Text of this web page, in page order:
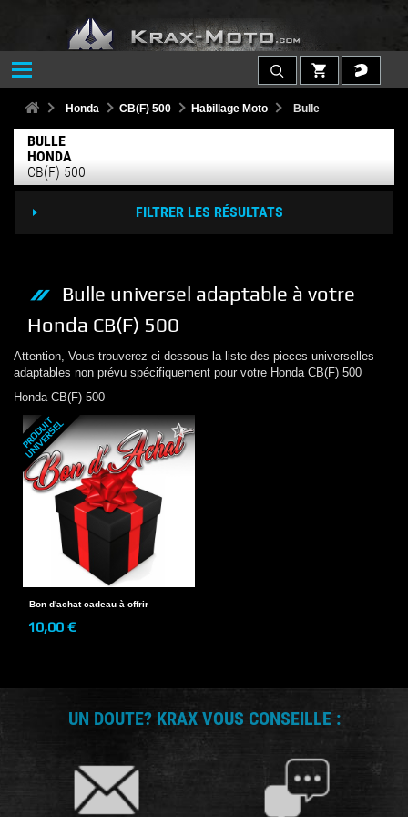
Honda CB(F) 500 Habillage Moto Bulle
BULLE
HONDA
CB(F) 500
FILTRER LES RÉSULTATS
Bulle universel adaptable à votre
Honda CB(F) 500
Attention, Vous trouverez ci-dessous la liste des pieces universelles
adaptables non prévu spécifiquement pour votre Honda CB(F) 500
Honda CB(F) 500
P
R
O
D
U
I
T
U
N
I
V
E
R
S
E
L
Bon d'achat cadeau à offrir
10,00 €
UN DOUTE? KRAX VOUS CONSEILLE :